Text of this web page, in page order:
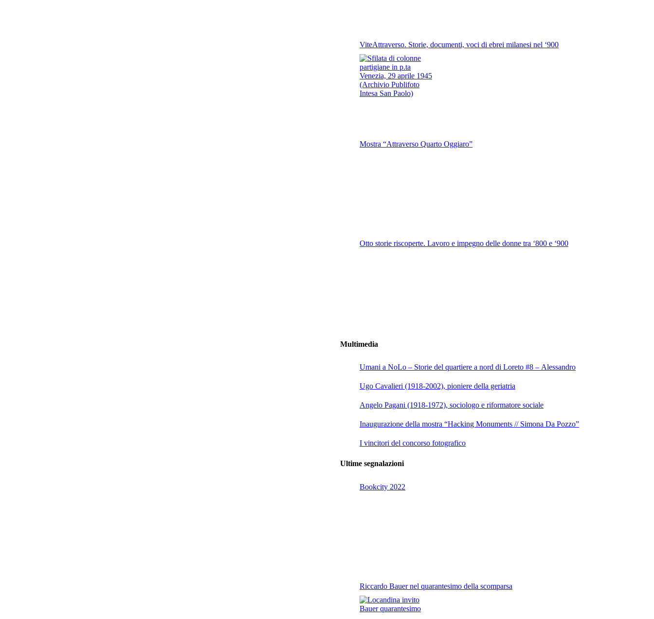
ViteAttraverso. Storie, documenti, voci di ebrei milanesi nel ‘900
Mostra “Attraverso Quarto Oggiaro”
Otto storie riscoperte. Lavoro e impegno delle donne tra ‘800 e ‘900
Multimedia
Umani a NoLo – Storie del quartiere a nord di Loreto #8 – Alessandro
Ugo Cavalieri (1918-2002), pioniere della geriatria
Angelo Pagani (1918-1972), sociologo e riformatore sociale
Inaugurazione della mostra “Hacking Monuments // Simona Da Pozzo”
I vincitori del concorso fotografico
Ultime segnalazioni
Bookcity 2022
Riccardo Bauer nel quarantesimo della scomparsa